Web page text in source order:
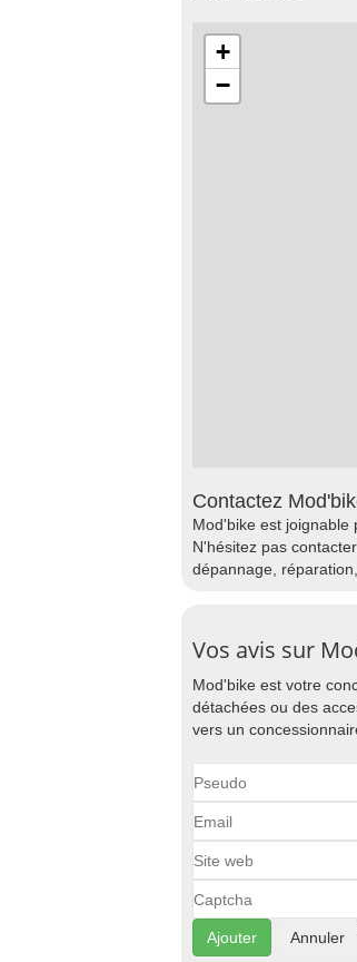
+
−
Contactez
Mod'bike est joignable
N'hésitez pas
dépannage,
Vos avis sur
Mod'bike est votre
détachées ou des
vers un
Annuler